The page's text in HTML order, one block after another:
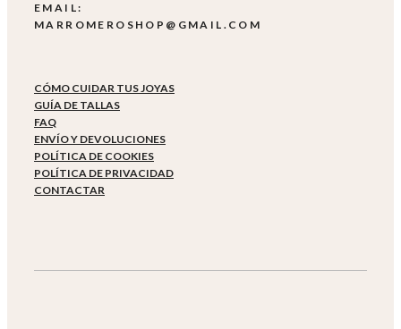
EMAIL:
MARROMEROSHOP@GMAIL.COM
CÓMO CUIDAR TUS JOYAS
GUÍA DE TALLAS
FAQ
ENVÍO Y DEVOLUCIONES
POLÍTICA DE COOKIES
POLÍTICA DE PRIVACIDAD
CONTACTAR